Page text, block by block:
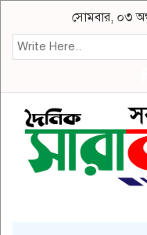
সোমবার, ০৩